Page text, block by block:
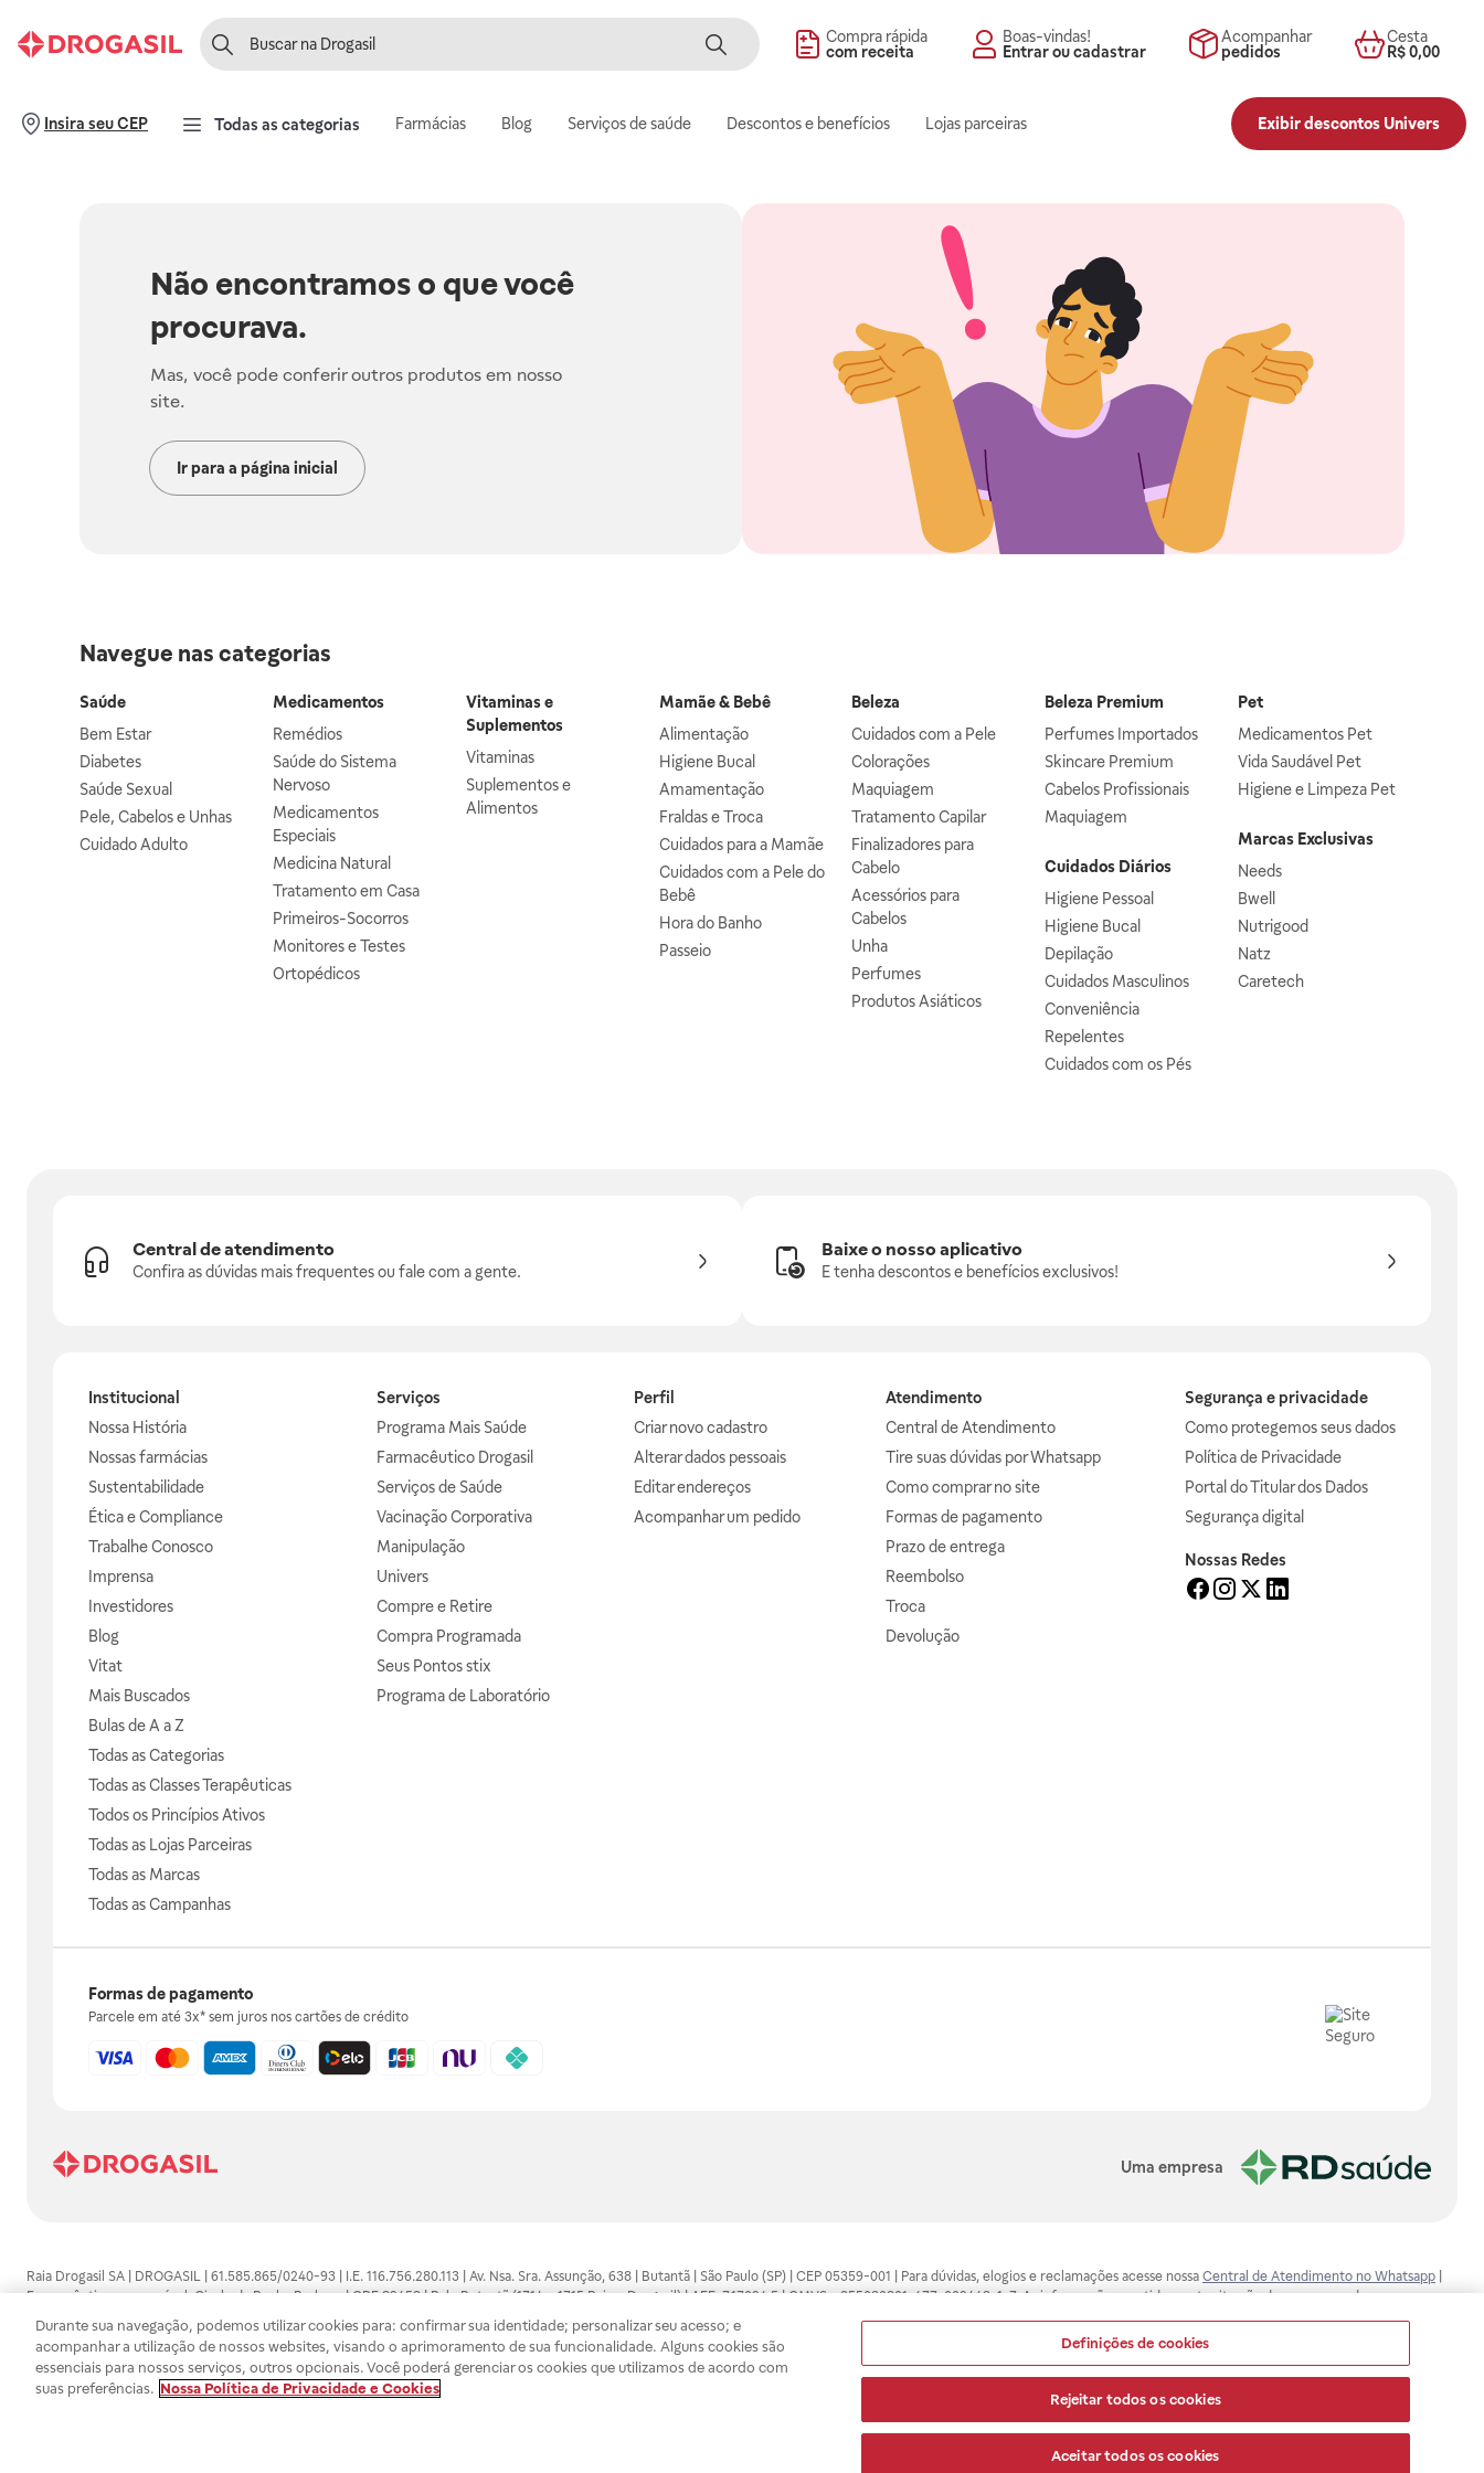
Compra rápida
com receita
Boas-vindas!
Entrar ou cadastrar
Acompanhar
pedidos
Cesta
R$ 0,00
Insira seu CEP Todas as categorias Farmácias Blog Serviços de saúde Descontos e benefícios Lojas parceiras Exibir descontos Univers
Não encontramos o que você
procurava.
Mas, você pode conferir outros produtos em nosso
site.
Ir para a página inicial
Navegue nas categorias
Saúde
Bem Estar
Diabetes
Saúde Sexual
Pele, Cabelos e Unhas
Cuidado Adulto
Medicamentos
Remédios
Saúde do Sistema
Nervoso
Medicamentos
Especiais
Medicina Natural
Tratamento em Casa
Primeiros-Socorros
Monitores e Testes
Ortopédicos
Vitaminas e
Suplementos
Vitaminas
Suplementos e
Alimentos
Mamãe & Bebê
Alimentação
Higiene Bucal
Amamentação
Fraldas e Troca
Cuidados para a Mamãe
Cuidados com a Pele do
Bebê
Hora do Banho
Passeio
Beleza
Cuidados com a Pele
Colorações
Maquiagem
Tratamento Capilar
Finalizadores para
Cabelo
Acessórios para
Cabelos
Unha
Perfumes
Produtos Asiáticos
Beleza Premium
Perfumes Importados
Skincare Premium
Cabelos Profissionais
Maquiagem
Cuidados Diários
Higiene Pessoal
Higiene Bucal
Depilação
Cuidados Masculinos
Conveniência
Repelentes
Cuidados com os Pés
Pet
Medicamentos Pet
Vida Saudável Pet
Higiene e Limpeza Pet
Marcas Exclusivas
Needs
Bwell
Nutrigood
Natz
Caretech
Central de atendimento
Confira as dúvidas mais frequentes ou fale com a gente.
Baixe o nosso aplicativo
E tenha descontos e benefícios exclusivos!
Institucional
Nossa História
Nossas farmácias
Sustentabilidade
Ética e Compliance
Trabalhe Conosco
Imprensa
Investidores
Blog
Vitat
Mais Buscados
Bulas de A a Z
Todas as Categorias
Todas as Classes Terapêuticas
Todos os Princípios Ativos
Todas as Lojas Parceiras
Todas as Marcas
Todas as Campanhas
Serviços
Programa Mais Saúde
Farmacêutico Drogasil
Serviços de Saúde
Vacinação Corporativa
Manipulação
Univers
Compre e Retire
Compra Programada
Seus Pontos stix
Programa de Laboratório
Perfil
Criar novo cadastro
Alterar dados pessoais
Editar endereços
Acompanhar um pedido
Atendimento
Central de Atendimento
Tire suas dúvidas por Whatsapp
Como comprar no site
Formas de pagamento
Prazo de entrega
Reembolso
Troca
Devolução
Segurança e privacidade
Como protegemos seus dados
Política de Privacidade
Portal do Titular dos Dados
Segurança digital
Nossas Redes
Formas de pagamento
Parcele em até 3x* sem juros nos cartões de crédito
Uma empresa
Raia Drogasil SA | DROGASIL | 61.585.865/0240-93 | I.E. 116.756.280.113 | Av. Nsa. Sra. Assunção, 638 | Butantã | São Paulo (SP) | CEP 05359-001 | Para dúvidas, elogios e reclamações acesse nossa Central de Atendimento no Whatsapp
Farmacêutico responsável: Gisele da Penha Barbosa | CRF 89453 | Polo Butantã (1714 e 1715 Raia e Drogasil) | AFE: 7.17094.5 | CMVS - 355030801-477-002443-1-7. As informações contidas neste site não devem ser usadas para
automedicação e não substituem, em hipótese alguma, as orientações dadas pelo profissional da área médica. Somente o médico está apto a diagnosticar qualquer problema de saúde e prescrever o tratamento adequado. Ao
persistirem os sintomas, um médico deverá ser consultado. Os preços e promoções divulgados no site são válidos apenas para compras feitas pela internet. Maiores esclarecimentos, consultar o site: www.anvisa.gov.br. A Raia Drogasil
SA trabalha com as tecnologias mais avançadas de proteção de dados, para que você possa realizar suas compras com tranquilidade. A privacidade e a segurança dos clientes são compromissos da Raia Drogasil SA. Todos os pedidos
efetuados estão sujeitos à confirmação da disponibilidade de produto em nosso estoque.
Durante sua navegação, podemos utilizar cookies para: confirmar sua identidade; personalizar seu acesso; e
acompanhar a utilização de nossos websites, visando o aprimoramento de sua funcionalidade. Alguns cookies são
essenciais para nossos serviços, outros opcionais. Você poderá gerenciar os cookies que utilizamos de acordo com
suas preferências. Nossa Política de Privacidade e Cookies
Definições de cookies
Rejeitar todos os cookies
Aceitar todos os cookies